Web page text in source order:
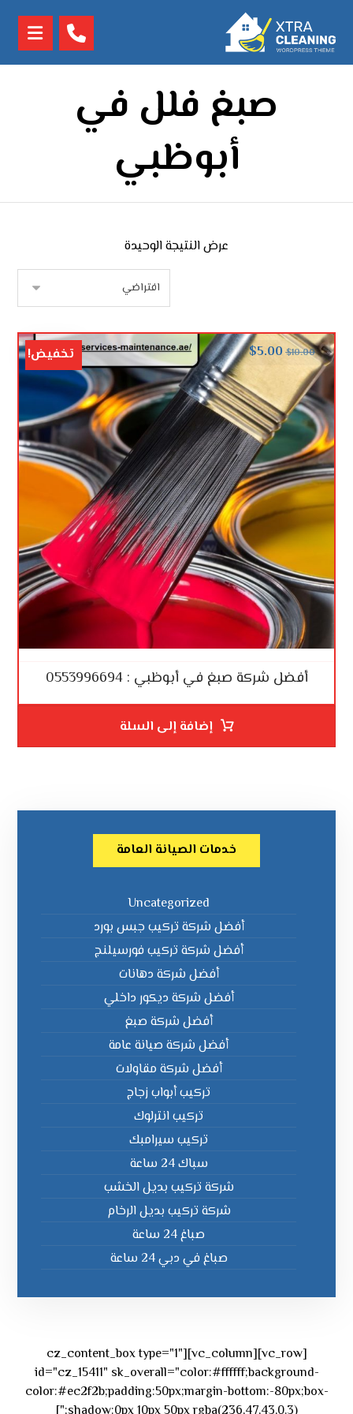
صبغ فلل في
أبوظبي
عرض النتيجة الوحيدة
أفضل شركة صبغ في أبوظبي : 0553996694
$10.00
$5.00 تخفيض!
إضافة إلى السلة
خدمات الصيانة العامة
Uncategorized
أفضل شركة تركيب جبس بورد
أفضل شركة تركيب فورسيلنج
أفضل شركة دهانات
أفضل شركة ديكور داخلي
أفضل شركة صبغ
أفضل شركة صيانة عامة
أفضل شركة مقاولات
تركيب أبواب زجاج
تركيب انترلوك
تركيب سيرامبك
سباك 24 ساعة
شركة تركيب بديل الخشب
شركة تركيب بديل الرخام
صباغ 24 ساعة
صباغ في دبي 24 ساعة
[vc_row][vc_column][cz_content_box type="1"
id="cz_15411" sk_overall="color:#ffffff;background-
color:#ec2f2b;padding:50px;margin-bottom:-80px;box-